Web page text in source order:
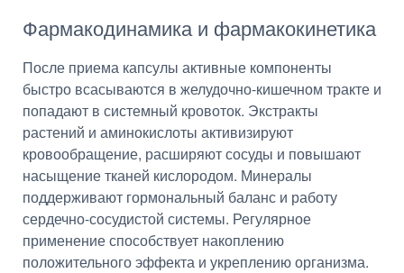
Фармакодинамика и фармакокинетика
После приема капсулы активные компоненты
быстро всасываются в желудочно-кишечном тракте и
попадают в системный кровоток. Экстракты
растений и аминокислоты активизируют
кровообращение, расширяют сосуды и повышают
насыщение тканей кислородом. Минералы
поддерживают гормональный баланс и работу
сердечно-сосудистой системы. Регулярное
применение способствует накоплению
положительного эффекта и укреплению организма.